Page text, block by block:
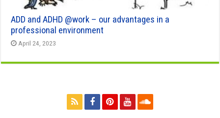
ADD and ADHD @work – our advantages in a
professional environment
April 24, 2023